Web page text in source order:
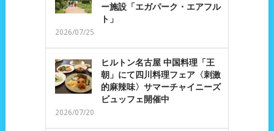
ー施設「エガパーク・エアフル
ト」
2026/07/25
ヒルトン名古屋 中国料理「王
朝」にて四川料理フェア〈刺激
的麻辣味〉サマーチャイニーズ
ビュッフェ開催中
2026/07/20